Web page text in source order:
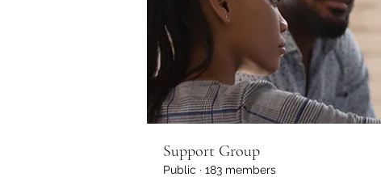
Support Group
Public · 183 members